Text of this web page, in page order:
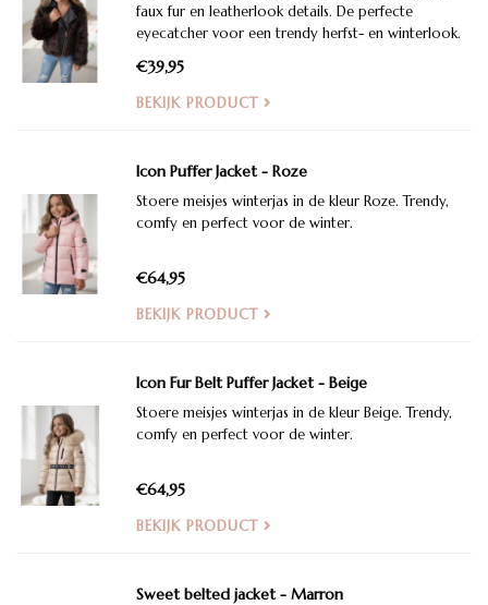
faux fur en leatherlook details. De perfecte
eyecatcher voor een trendy herfst- en winterlook.
€39,95
BEKIJK PRODUCT
Icon Puffer Jacket - Roze
Stoere meisjes winterjas in de kleur Roze. Trendy,
comfy en perfect voor de winter.
€64,95
BEKIJK PRODUCT
Icon Fur Belt Puffer Jacket - Beige
Stoere meisjes winterjas in de kleur Beige. Trendy,
comfy en perfect voor de winter.
€64,95
BEKIJK PRODUCT
Sweet belted jacket - Marron